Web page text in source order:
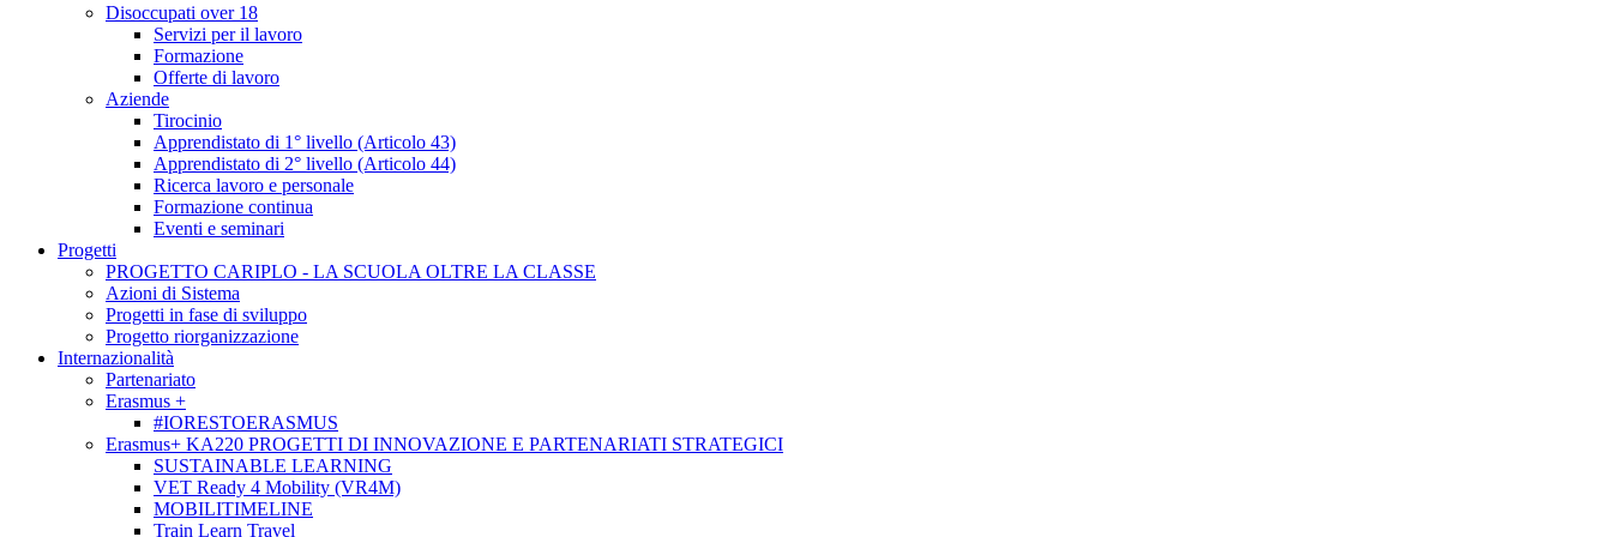
Disoccupati over 18
Servizi per il lavoro
Formazione
Offerte di lavoro
Aziende
Tirocinio
Apprendistato di 1° livello (Articolo 43)
Apprendistato di 2° livello (Articolo 44)
Ricerca lavoro e personale
Formazione continua
Eventi e seminari
Progetti
PROGETTO CARIPLO - LA SCUOLA OLTRE LA CLASSE
Azioni di Sistema
Progetti in fase di sviluppo
Progetto riorganizzazione
Internazionalità
Partenariato
Erasmus +
#IORESTOERASMUS
Erasmus+ KA220 PROGETTI DI INNOVAZIONE E PARTENARIATI STRATEGICI
SUSTAINABLE LEARNING
VET Ready 4 Mobility (VR4M)
MOBILITIMELINE
Train Learn Travel